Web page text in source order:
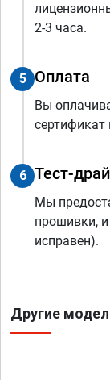
2-3 часа.
5 Оплата
Вы
6 Тест-
Мы
прошивки,
исправен).
Другие